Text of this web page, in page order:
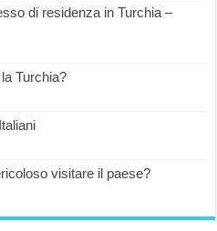
di residenza in Turchia –
Turchia?
visitare il paese?